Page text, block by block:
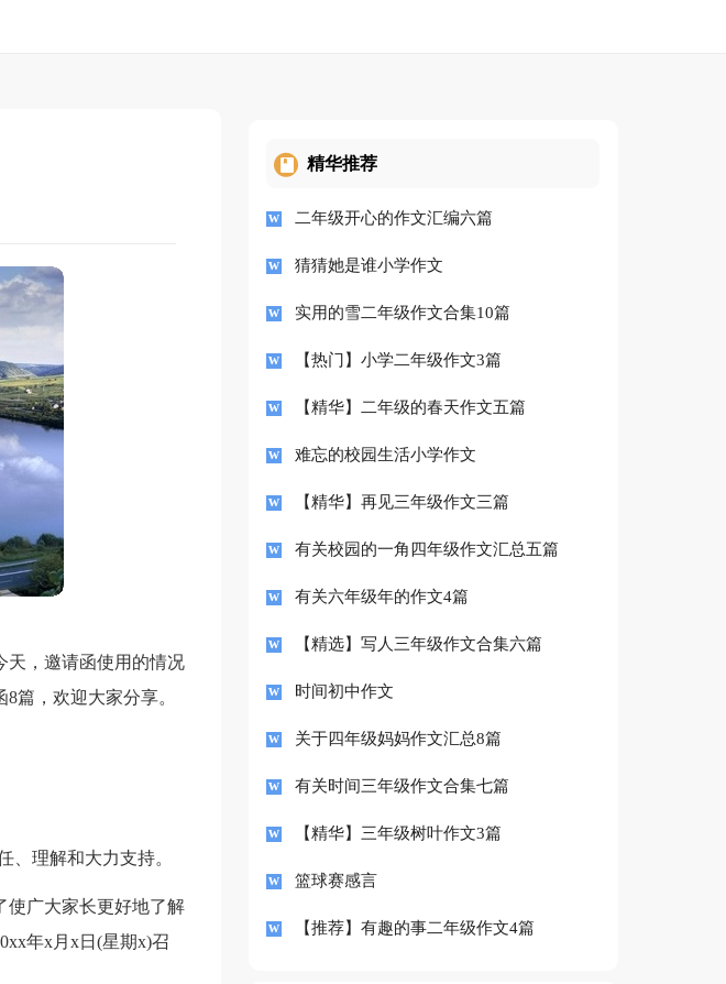
天，邀请函使用的情况
篇，欢迎大家分享。
理解和大力支持。
使广大家长更好地了解
年x月x日(星期x)召
精华推荐
二年级开心的作文汇编六篇
猜猜她是谁小学作文
实用的雪二年级作文合集10篇
【热门】小学二年级作文3篇
【精华】二年级的春天作文五篇
难忘的校园生活小学作文
【精华】再见三年级作文三篇
有关校园的一角四年级作文汇总五篇
有关六年级年的作文4篇
【精选】写人三年级作文合集六篇
时间初中作文
关于四年级妈妈作文汇总8篇
有关时间三年级作文合集七篇
【精华】三年级树叶作文3篇
篮球赛感言
【推荐】有趣的事二年级作文4篇